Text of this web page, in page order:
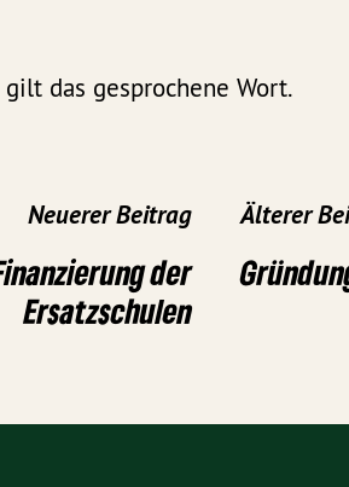
das gesprochene Wort.
Neuerer Beitrag
der
Ersatzschulen
Älterer